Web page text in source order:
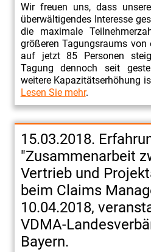
Wir freuen uns, dass
überwältigendes Interesse
die maximale
größeren Tagungsraums von
auf jetzt 85 Personen
Tagung dennoch seit
weitere Kapazitätserhöhung
Lesen Sie mehr.
15.03.2018.
"Zusammenarbeit
Vertrieb und
beim Claims
10.04.2018,
VDMA-
Bayern.